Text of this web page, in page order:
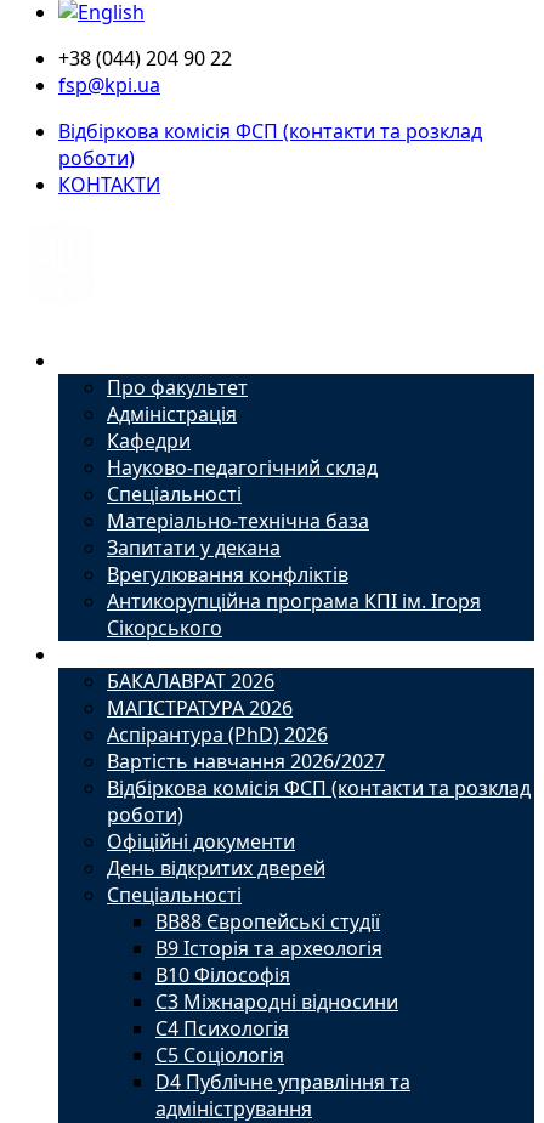
+38 (044) 204 90 22
fsp@kpi.ua
Відбіркова комісія ФСП (контакти та розклад
роботи)
КОНТАКТИ
Про факультет
Адміністрація
Кафедри
Науково-педагогічний склад
Спеціальності
Матеріально-технічна база
Запитати у декана
Врегулювання конфліктів
Антикорупційна програма КПІ ім. Ігоря
Сікорського
БАКАЛАВРАТ 2026
МАГІСТРАТУРА 2026
Аспірантура (PhD) 2026
Вартість навчання 2026/2027
Відбіркова комісія ФСП (контакти та розклад
роботи)
Офіційні документи
День відкритих дверей
Спеціальності
BВ88 Європейські студії
B9 Історія та археологія
B10 Філософія
C3 Міжнародні відносини
C4 Психологія
С5 Соціологія
D4 Публічне управління та
адміністрування